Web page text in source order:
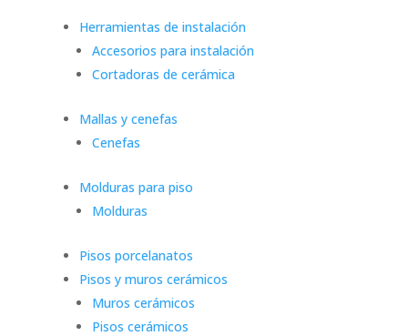
Herramientas de instalación
Accesorios para instalación
Cortadoras de cerámica
Mallas y cenefas
Cenefas
Molduras para piso
Molduras
Pisos porcelanatos
Pisos y muros cerámicos
Muros cerámicos
Pisos cerámicos